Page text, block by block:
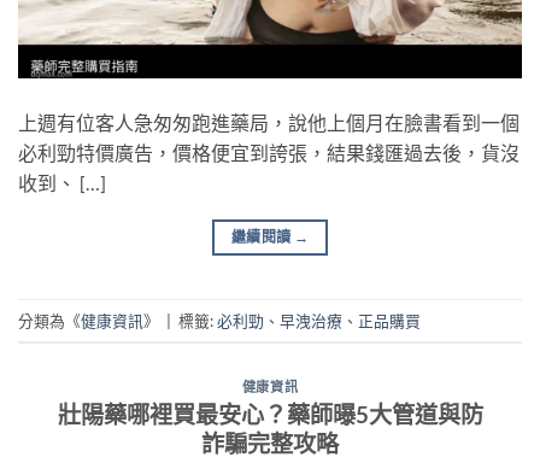
上週有位客人急匆匆跑進藥局，說他上個月在臉書看到一個
必利勁特價廣告，價格便宜到誇張，結果錢匯過去後，貨沒
收到、 […]
繼續閱讀 →
分類為《健康資訊》 | 標籤:必利勁 、 早洩治療 、 正品購買
健康資訊
壯陽藥哪裡買最安心？藥師曝5大管道與防
詐騙完整攻略